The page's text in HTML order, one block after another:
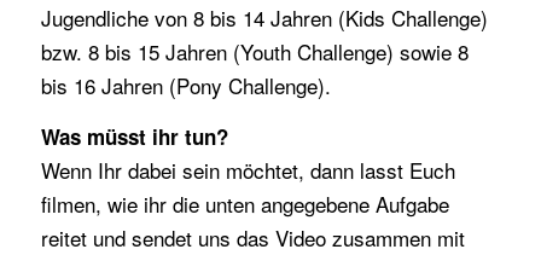
Jugendliche von 8 bis 14 Jahren (Kids Challenge)
bzw. 8 bis 15 Jahren (Youth Challenge) sowie 8
bis 16 Jahren (Pony Challenge).
Was müsst ihr tun?
Wenn Ihr dabei sein möchtet, dann lasst Euch
filmen, wie ihr die unten angegebene Aufgabe
reitet und sendet uns das Video zusammen mit